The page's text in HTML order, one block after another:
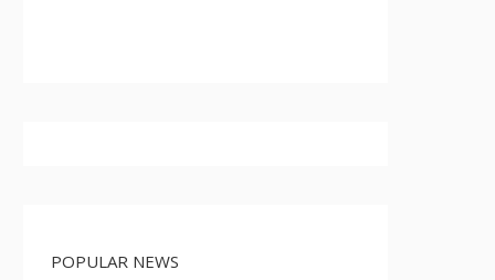
POPULAR NEWS